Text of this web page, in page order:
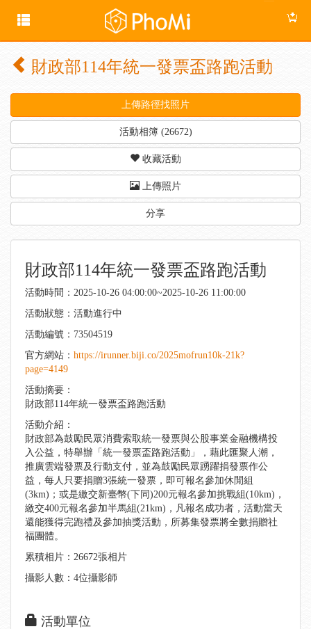
財政部114年統一發票盃路跑活動
上傳路徑找照片
活動相簿 (26672)
收藏活動
上傳照片
分享
財政部114年統一發票盃路跑活動
活動時間：2025-10-26 04:00:00~2025-10-26 11:00:00
活動狀態：活動進行中
活動編號：73504519
官方網站： https://irunner.biji.co/2025mofrun10k-21k?
page=4149
活動摘要：
財政部114年統一發票盃路跑活動
活動介紹：
財政部為鼓勵民眾消費索取統一發票與公股事業金融機構投
入公益，特舉辦「統一發票盃路跑活動」，藉此匯聚人潮，
推廣雲端發票及行動支付，並為鼓勵民眾踴躍捐發票作公
益，每人只要捐贈3張統一發票，即可報名參加休閒組
(3km)；或是繳交新臺幣(下同)200元報名參加挑戰組(10km)，
繳交400元報名參加半馬組(21km)，凡報名成功者，活動當天
還能獲得完跑禮及參加抽獎活動，所募集發票將全數捐贈社
福團體。
累積相片：26672張相片
攝影人數：4位攝影師
活動單位